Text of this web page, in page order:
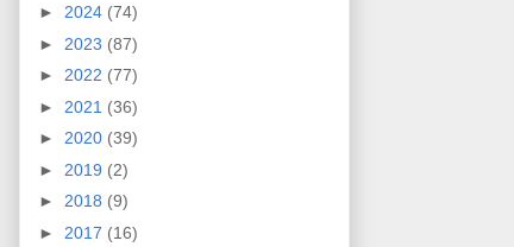
► 2024 (74)
► 2023 (87)
► 2022 (77)
► 2021 (36)
► 2020 (39)
► 2019 (2)
► 2018 (9)
► 2017 (16)